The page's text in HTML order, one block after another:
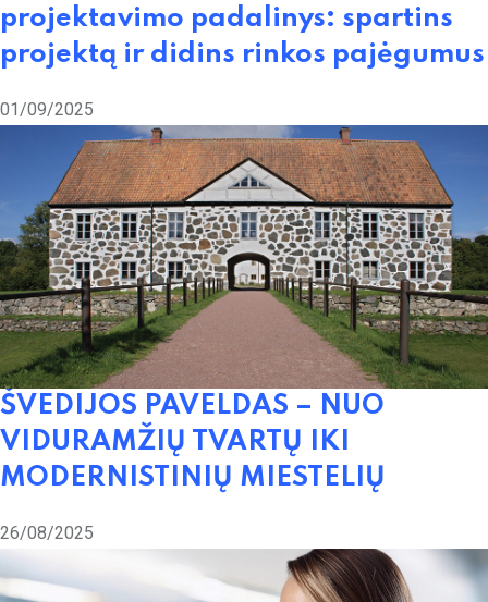
projektavimo padalinys: spartins
projektą ir didins rinkos pajėgumus
01/09/2025
ŠVEDIJOS PAVELDAS – NUO
VIDURAMŽIŲ TVARTŲ IKI
MODERNISTINIŲ MIESTELIŲ
26/08/2025